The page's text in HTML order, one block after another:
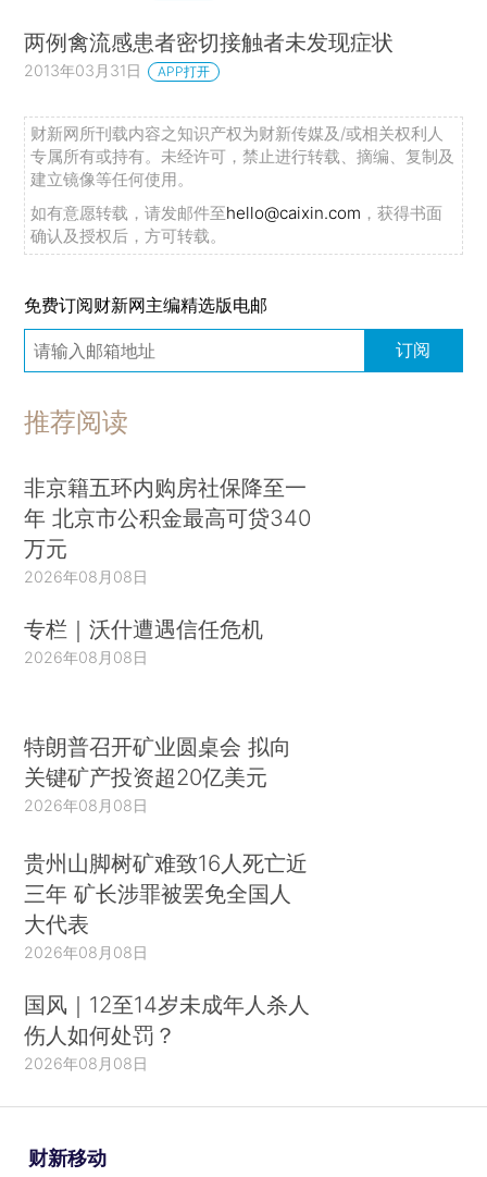
两例禽流感患者密切接触者未发现症状
2013年03月31日 APP打开
财新网所刊载内容之知识产权为财新传媒及/或相关权利人
专属所有或持有。未经许可，禁止进行转载、摘编、复制及
建立镜像等任何使用。
如有意愿转载，请发邮件至hello@caixin.com ，获得书面
确认及授权后，方可转载。
免费订阅财新网主编精选版电邮
订阅
推荐阅读
非京籍五环内购房社保降至一
年 北京市公积金最高可贷340
万元
2026年08月08日
专栏｜沃什遭遇信任危机
2026年08月08日
特朗普召开矿业圆桌会 拟向
关键矿产投资超20亿美元
2026年08月08日
贵州山脚树矿难致16人死亡近
三年 矿长涉罪被罢免全国人
大代表
2026年08月08日
国风｜12至14岁未成年人杀人
伤人如何处罚？
2026年08月08日
财新移动